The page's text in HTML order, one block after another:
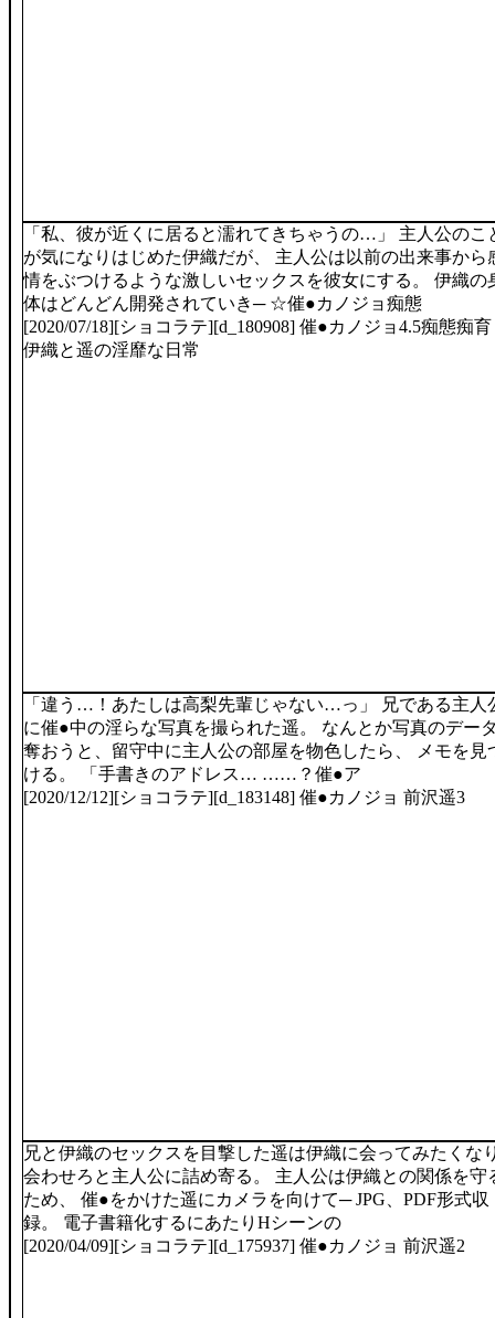
「私、彼が近くに居ると濡れてきちゃうの…」 主人公のこ
が気になりはじめた伊織だが、 主人公は以前の出来事から
情をぶつけるような激しいセックスを彼女にする。 伊織の
体はどんどん開発されていき─ ☆催●カノジョ痴態
[2020/07/18][ショコラテ][d_180908] 催●カノジョ4.5痴態痴
伊織と遥の淫靡な日常
「違う…！あたしは高梨先輩じゃない…っ」 兄である主人
に催●中の淫らな写真を撮られた遥。 なんとか写真のデー
奪おうと、留守中に主人公の部屋を物色したら、 メモを見
ける。 「手書きのアドレス… ……？催●ア
[2020/12/12][ショコラテ][d_183148] 催●カノジョ 前沢遥3
兄と伊織のセックスを目撃した遥は伊織に会ってみたくな
会わせろと主人公に詰め寄る。 主人公は伊織との関係を守
ため、 催●をかけた遥にカメラを向けて─ JPG、PDF形式収
録。 電子書籍化するにあたりHシーンの
[2020/04/09][ショコラテ][d_175937] 催●カノジョ 前沢遥2